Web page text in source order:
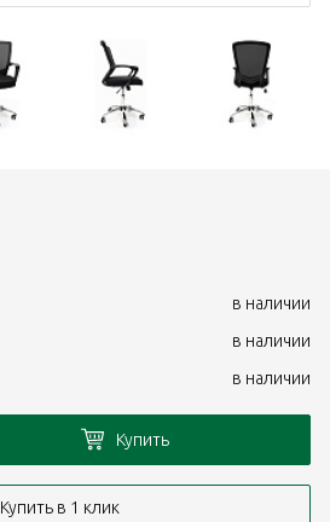
в наличии
в наличии
в наличии
Купить
Купить в 1 клик